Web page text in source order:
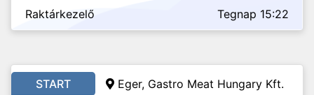
Raktárkezelő Tegnap 15:22
START Eger, Gastro Meat Hungary Kft.